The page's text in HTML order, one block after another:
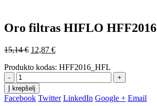
Oro filtras HIFLO HFF2016
15,14€ Original
was:
12,87 €Current
is:
Produkto kodas: HFF2016_HFL
-
+
Į krepšelį
Facebook Twitter LinkedIn Google + Email